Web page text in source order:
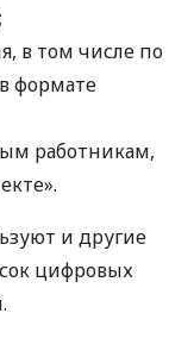
в том числе по
формате
работникам,
и другие
цифровых